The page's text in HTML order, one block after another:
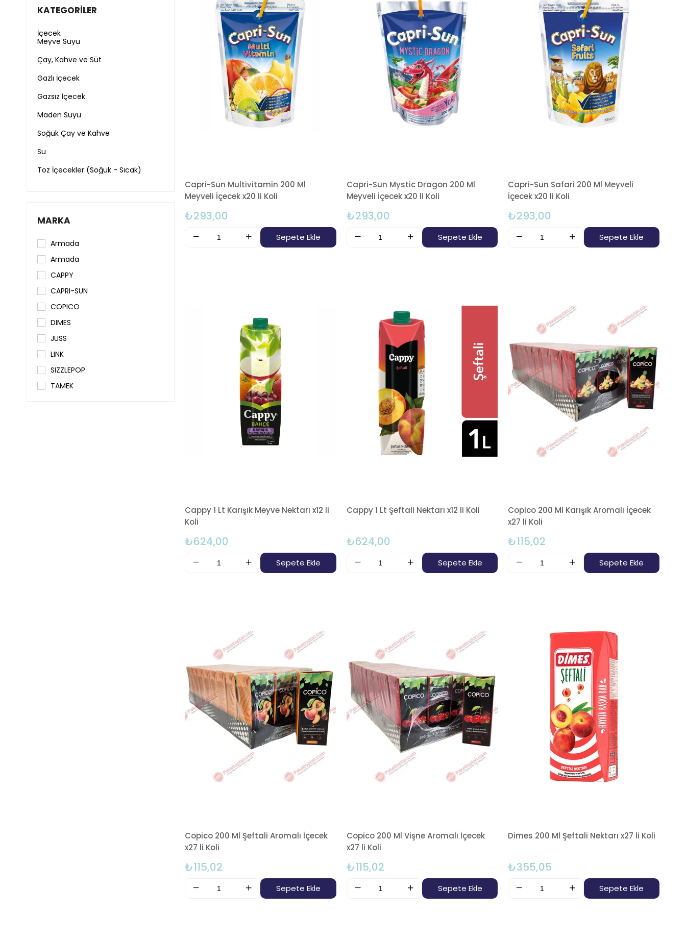
KATEGORILER
İçecek
Meyve Suyu
Çay, Kahve ve Süt
Gazlı İçecek
Gazsız İçecek
Maden Suyu
Soğuk Çay ve Kahve
Su
Toz İçecekler (Soğuk - Sıcak)
MARKA
Armada
Armada
CAPPY
CAPRI-SUN
COPICO
DIMES
JUSS
LINK
SIZZLEPOP
TAMEK
Capri-Sun Multivitamin 200 Ml
Meyveli İçecek x20 li Koli
₺293,00
Sepete Ekle
Capri-Sun Mystic Dragon 200 Ml
Meyveli İçecek x20 li Koli
₺293,00
Sepete Ekle
Capri-Sun Safari 200 Ml Meyveli
İçecek x20 li Koli
₺293,00
Sepete Ekle
Cappy 1 Lt Karışık Meyve Nektarı x12 li
Koli
₺624,00
Sepete Ekle
Cappy 1 Lt Şeftali Nektarı x12 li Koli
₺624,00
Sepete Ekle
Copico 200 Ml Karışık Aromalı İçecek
x27 li Koli
₺115,02
Sepete Ekle
Copico 200 Ml Şeftali Aromalı İçecek
x27 li Koli
₺115,02
Sepete Ekle
Copico 200 Ml Vişne Aromalı İçecek
x27 li Koli
₺115,02
Sepete Ekle
Dimes 200 Ml Şeftali Nektarı x27 li Koli
₺355,05
Sepete Ekle